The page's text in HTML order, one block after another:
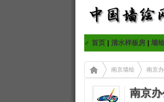
♂ 首页 | 清水样板房 | 墙
南京墙绘 南京
南京